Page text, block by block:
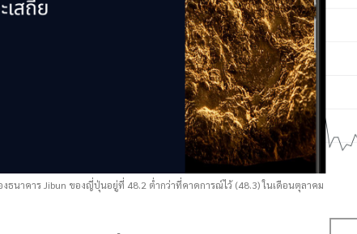
ธนาคาร Jibun ของญี่ปุ่นอยู่ที่ 48.2 ต่ำกว่าที่คาดการณ์ไว้ (48.3) ในเดือนตุลาคม